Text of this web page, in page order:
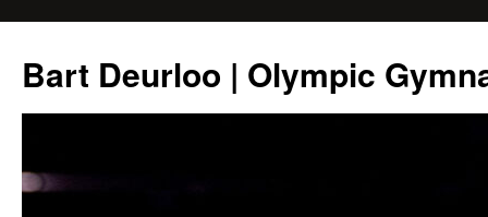
de
inhoud
Bart Deurloo | Olympic